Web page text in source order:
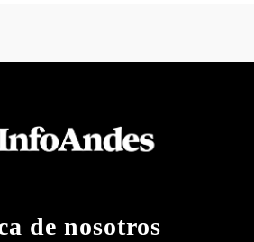
de nosotros